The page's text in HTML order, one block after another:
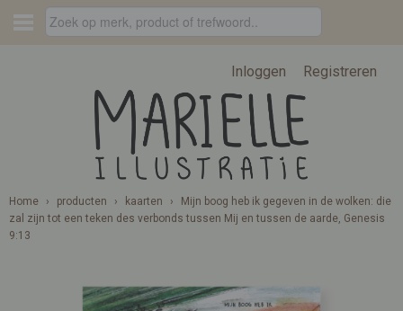
Inloggen Registreren
Home › producten › kaarten ›
Mijn boog heb ik gegeven in de wolken: die
zal zijn tot een teken des verbonds tussen Mij en tussen de aarde, Genesis
9:13